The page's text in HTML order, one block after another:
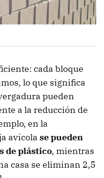
cada bloque
lo que significa
pueden
a la reducción de
en la
avícola se pueden
de plástico, mientras
casa se eliminan 2,5